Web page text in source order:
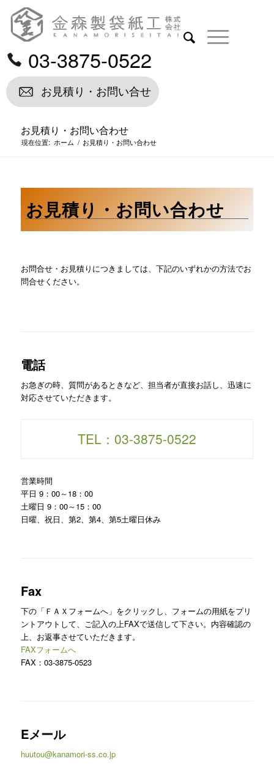
03-3875-0522
お見積り・お問い合せ
お見積り・お問い合わせ
現在位置: ホーム / お見積り・お問い合わせ
お見積り・お問い合わせ
お問合せ・お見積りにつきましては、下記のいずれかの方法でお
問合せください。
電話
お急ぎの時、質問があるときなど、担当者が直接お話し、迅速に
対応させていただきます。
TEL：03-3875-0522
営業時間
平日 9：00～18：00
土曜日 9：00～15：00
日曜、祝日、第2、第4、第5土曜日休み
Fax
下の「ＦＡＸフォームへ」をクリックし、フォームの用紙をプリ
ントアウトして、ご記入の上FAXで送信して下さい。内容確認の
上、お返事させていただきます。
FAXフォームへ
FAX：03-3875-0523
Eメール
huutou@kanamori-ss.co.jp